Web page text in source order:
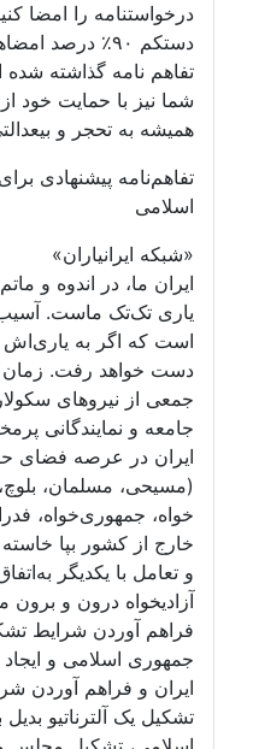
دستکم ۹۰٪ درصد
تفاهم نامه گذاشته
شما نیز با حمایت خود از
همیشه به تحجر و
تفاهم‌نامه پیشنهادی
اسلامی
«شبکه ایرانیاران»
ایران ما، در اندوه و
یاری تک‌تک ماست.
است که اگر به یاری‌اش
دست خواهد رفت. زمان
جمعی از نیروهای
جامعه و نمایندگانی
ایران در عرصه فضای
(مسیحی، مسلمان،
خواه، جمهوری‌خواه،
خارج از کشور بپا
و تعامل با یکدیگر
آزادیخواه درون و
فراهم آوردن شرایط
جمهوری اسلامی و
ایران و فراهم آوردن
تشکیل یک آلترناتیو